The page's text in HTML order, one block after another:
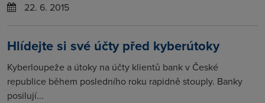
22. 6. 2015
Hlídejte si své účty před kyberútoky
Kyberloupeže a útoky na účty klientů bank v České
republice během posledního roku rapidně stouply. Banky
posilují...